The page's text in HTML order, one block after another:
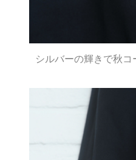
シルバーの輝きで秋